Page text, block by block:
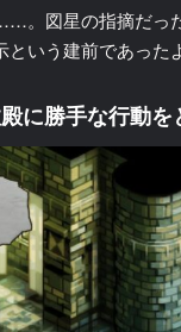
。図星の指摘だっ
いう建前であった
に勝手な行動